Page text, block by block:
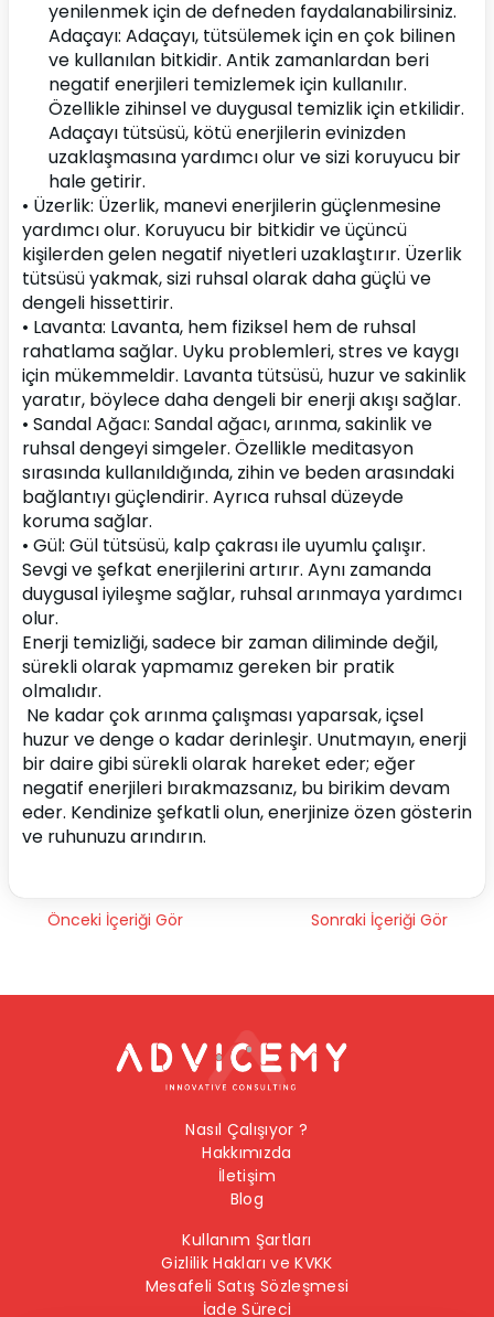
yenilenmek için de defneden faydalanabilirsiniz.
Adaçayı: Adaçayı, tütsülemek için en çok bilinen
ve kullanılan bitkidir. Antik zamanlardan beri
negatif enerjileri temizlemek için kullanılır.
Özellikle zihinsel ve duygusal temizlik için etkilidir.
Adaçayı tütsüsü, kötü enerjilerin evinizden
uzaklaşmasına yardımcı olur ve sizi koruyucu bir
hale getirir.
• Üzerlik: Üzerlik, manevi enerjilerin güçlenmesine
yardımcı olur. Koruyucu bir bitkidir ve üçüncü
kişilerden gelen negatif niyetleri uzaklaştırır. Üzerlik
tütsüsü yakmak, sizi ruhsal olarak daha güçlü ve
dengeli hissettirir.
• Lavanta: Lavanta, hem fiziksel hem de ruhsal
rahatlama sağlar. Uyku problemleri, stres ve kaygı
için mükemmeldir. Lavanta tütsüsü, huzur ve sakinlik
yaratır, böylece daha dengeli bir enerji akışı sağlar.
• Sandal Ağacı: Sandal ağacı, arınma, sakinlik ve
ruhsal dengeyi simgeler. Özellikle meditasyon
sırasında kullanıldığında, zihin ve beden arasındaki
bağlantıyı güçlendirir. Ayrıca ruhsal düzeyde
koruma sağlar.
• Gül: Gül tütsüsü, kalp çakrası ile uyumlu çalışır.
Sevgi ve şefkat enerjilerini artırır. Aynı zamanda
duygusal iyileşme sağlar, ruhsal arınmaya yardımcı
olur.
Enerji temizliği, sadece bir zaman diliminde değil,
sürekli olarak yapmamız gereken bir pratik
olmalıdır.
Ne kadar çok arınma çalışması yaparsak, içsel
huzur ve denge o kadar derinleşir. Unutmayın, enerji
bir daire gibi sürekli olarak hareket eder; eğer
negatif enerjileri bırakmazsanız, bu birikim devam
eder. Kendinize şefkatli olun, enerjinize özen gösterin
ve ruhunuzu arındırın.
Önceki İçeriği Gör Sonraki İçeriği Gör
Nasıl Çalışıyor ?
Hakkımızda
İletişim
Blog
Kullanım Şartları
Gizlilik Hakları ve KVKK
Mesafeli Satış Sözleşmesi
İade Süreci